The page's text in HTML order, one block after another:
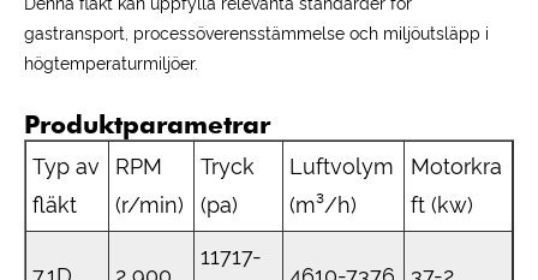
gastransport, processöverensstämmelse och miljöutsläpp i
högtemperaturmiljöer.
Produktparametrar
Typ av
fläkt
RPM
(r/min)
Tryck
(pa)
Luftvolym
(m³/h)
Motorkra
ft (kw)
11717-